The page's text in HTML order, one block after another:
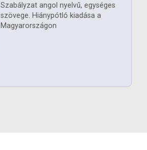
Szabályzat angol nyelvű, egységes
szövege. Hiánypótló kiadása a
Magyarországon